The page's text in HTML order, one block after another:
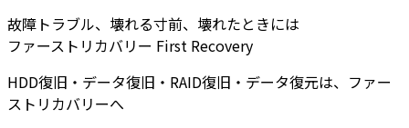
故障トラブル、壊れる寸前、壊れたときには
ファーストリカバリー First Recovery
HDD復旧・データ復旧・RAID復旧・データ復元は、ファー
ストリカバリーへ